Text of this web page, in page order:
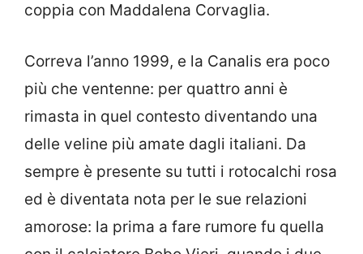
coppia con Maddalena Corvaglia.
Correva l’anno 1999, e la Canalis era poco
più che ventenne: per quattro anni è
rimasta in quel contesto diventando una
delle veline più amate dagli italiani. Da
sempre è presente su tutti i rotocalchi rosa
ed è diventata nota per le sue relazioni
amorose: la prima a fare rumore fu quella